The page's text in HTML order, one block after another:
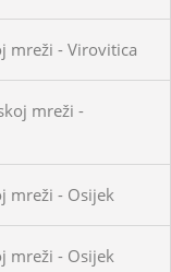
mreži - Virovitica
mreži -
mreži - Osijek
mreži - Osijek